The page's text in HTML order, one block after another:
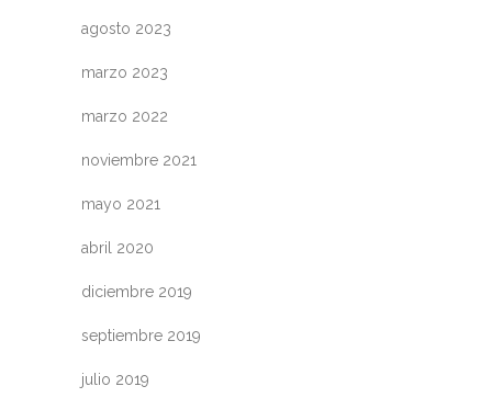
agosto 2023
marzo 2023
marzo 2022
noviembre 2021
mayo 2021
abril 2020
diciembre 2019
septiembre 2019
julio 2019